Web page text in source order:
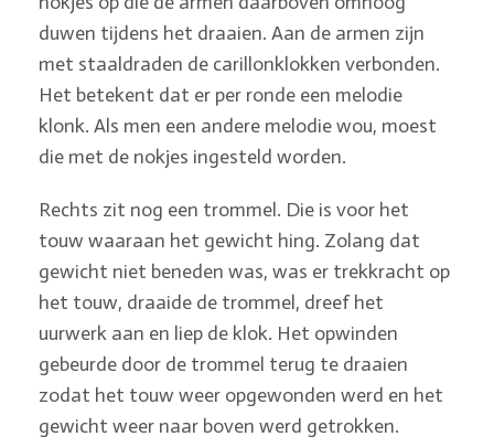
duwen tijdens het draaien. Aan de armen zijn
met staaldraden de carillonklokken verbonden.
Het betekent dat er per ronde een melodie
klonk. Als men een andere melodie wou, moest
die met de nokjes ingesteld worden.
Rechts zit nog een trommel. Die is voor het
touw waaraan het gewicht hing. Zolang dat
gewicht niet beneden was, was er trekkracht op
het touw, draaide de trommel, dreef het
uurwerk aan en liep de klok. Het opwinden
gebeurde door de trommel terug te draaien
zodat het touw weer opgewonden werd en het
gewicht weer naar boven werd getrokken.